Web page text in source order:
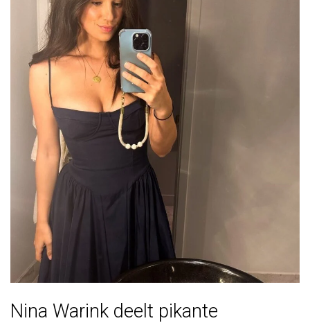
Nina Warink deelt pikante